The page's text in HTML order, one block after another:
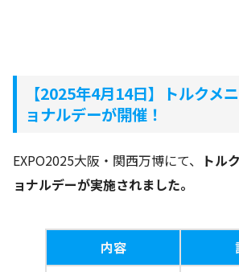
【2025年4月14日】トルクメ
ョナルデーが開催！
EXPO2025大阪・関西万博にて、 トル
ョナルデーが実施されました。
内容